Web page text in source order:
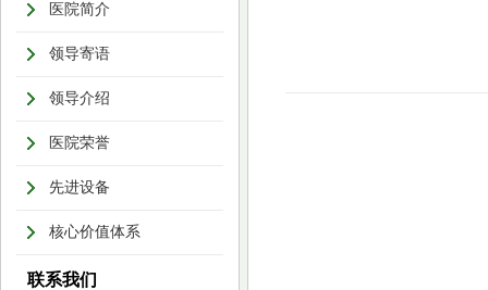
医院简介
领导寄语
领导介绍
医院荣誉
先进设备
核心价值体系
联系我们